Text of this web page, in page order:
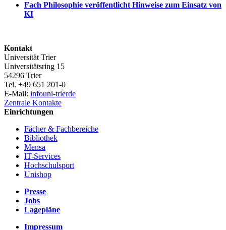
Fach Philosophie veröffentlicht Hinweise zum Einsatz von
KI
Kontakt
Universität Trier
Universitätsring 15
54296 Trier
Tel. +49 651 201-0
E-Mail: infouni-trierde
Zentrale Kontakte
Einrichtungen
Fächer & Fachbereiche
Bibliothek
Mensa
IT-Services
Hochschulsport
Unishop
Presse
Jobs
Lagepläne
Impressum